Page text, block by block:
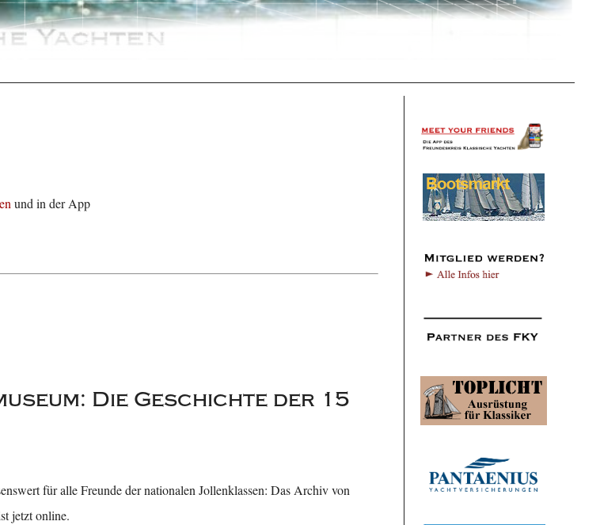
und in der App
Die Geschichte der 15
für alle Freunde der nationalen Jollenklassen: Das Archiv von
jetzt online.